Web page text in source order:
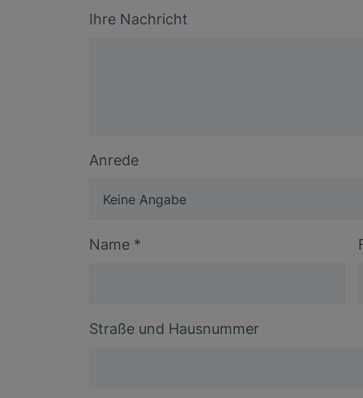
Ihre Nachricht
Anrede
Name *
Straße und Hausnummer